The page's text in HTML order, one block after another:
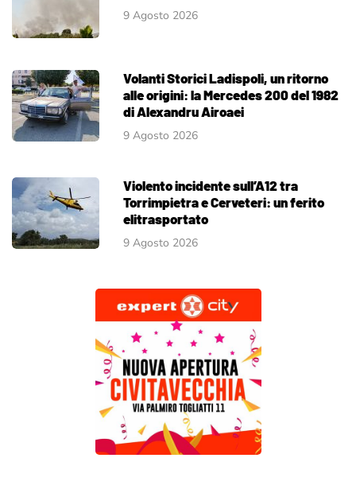
9 Agosto 2026
Volanti Storici Ladispoli, un ritorno
alle origini: la Mercedes 200 del 1982
di Alexandru Airoaei
9 Agosto 2026
Violento incidente sull’A12 tra
Torrimpietra e Cerveteri: un ferito
elitrasportato
9 Agosto 2026